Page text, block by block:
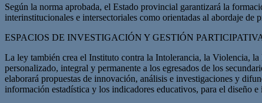
Según la norma aprobada, el Estado provincial garantizará la
interinstitucionales e intersectoriales como orientadas al abordaje
ESPACIOS DE INVESTIGACIÓN Y GESTIÓN
La ley también crea el Instituto contra la Intolerancia, la Violencia,
personalizado, integral y permanente a los egresados de los
elaborará propuestas de innovación, análisis e investigaciones y
información estadística y los indicadores educativos, para el diseño